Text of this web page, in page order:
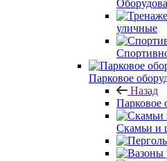
уличные
Парковое
Назад
Скамьи и